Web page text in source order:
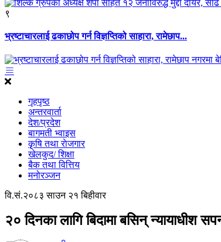
९
भ्रष्टाचारलाई ढकाछोप गर्न विज्ञप्तिको साहारा, रामेछाप...
गृहपृष्ठ
अन्तरवार्ता
देश/प्रदेश
बागमती भ्वाइस
कृृषि तथा राेजगार
खेलकुद/ शिक्षा
बैक तथा वित्तिय
मनोरञ्जन
वि.सं.२०८३ साउन २१ बिहीवार
२० दिनका लागि बिदामा बसिन् न्यायाधीश